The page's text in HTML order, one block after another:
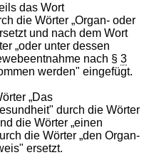
das Wort
die Wörter „Organ- oder
und nach dem Wort
„oder unter dessen
nach §3
werden" eingefügt.
„Das
durch die Wörter
die Wörter „einen
die Wörter „den Organ-
ersetzt.